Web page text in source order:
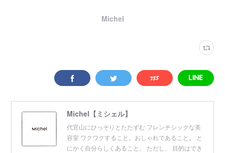
Michel
Michel【ミシェル】
代官山にひっそりとたたずむ フレンチシックな美
容室 ワクワクすること。おしゃれであること。 と
にかく自分らしくあること。 ただし、 目的はでき